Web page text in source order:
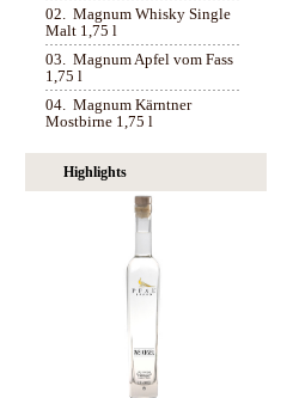
02. Magnum Whisky Single
Malt 1,75 l
03. Magnum Apfel vom Fass
1,75 l
04. Magnum Kärntner
Mostbirne 1,75 l
Highlights